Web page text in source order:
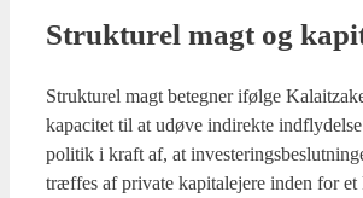
Struk­tu­rel magt og
Struk­tu­rel magt beteg­ner iføl­ge
kapa­ci­tet til at udø­ve indi­rek­te
poli­tik i kraft af, at
træf­fes af pri­va­te kapi­ta­le­je­re inden for et